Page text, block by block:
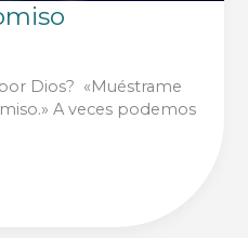
Dios? «Muéstrame
A veces podemos